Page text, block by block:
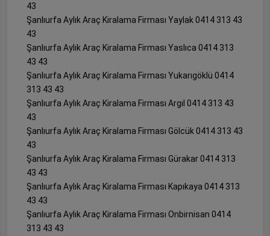
43
Şanlıurfa Aylık Araç Kiralama Firması Yaylak 0414 313 43
43
Şanlıurfa Aylık Araç Kiralama Firması Yaslıca 0414 313
43 43
Şanlıurfa Aylık Araç Kiralama Firması Yukarıgöklü 0414
313 43 43
Şanlıurfa Aylık Araç Kiralama Firması Argıl 0414 313 43
43
Şanlıurfa Aylık Araç Kiralama Firması Gölcük 0414 313 43
43
Şanlıurfa Aylık Araç Kiralama Firması Gürakar 0414 313
43 43
Şanlıurfa Aylık Araç Kiralama Firması Kapıkaya 0414 313
43 43
Şanlıurfa Aylık Araç Kiralama Firması Onbirnisan 0414
313 43 43